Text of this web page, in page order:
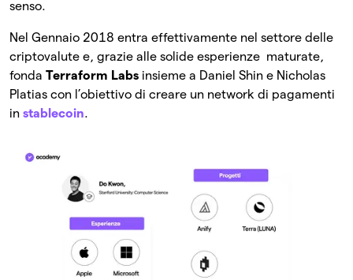
senso.
Nel Gennaio 2018 entra effettivamente nel settore delle
criptovalute e, grazie alle solide esperienze maturate,
fonda Terraform Labs insieme a Daniel Shin e Nicholas
Platias con l’obiettivo di creare un network di pagamenti
in stablecoin.